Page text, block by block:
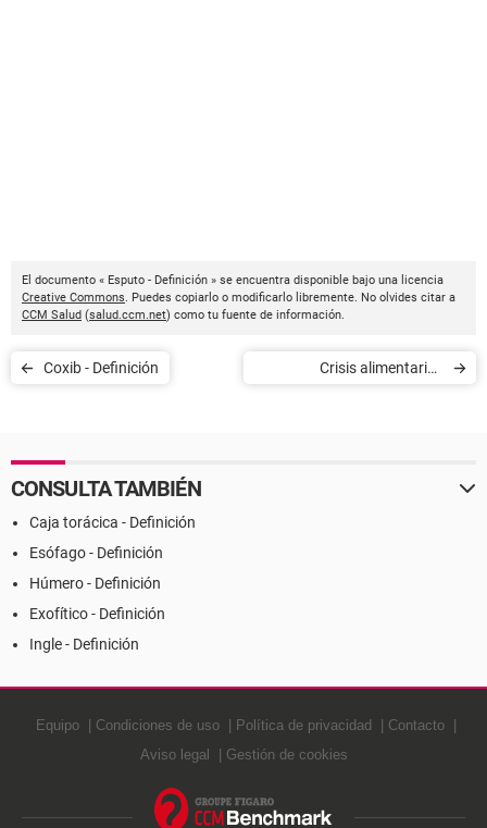
El documento « Esputo - Definición » se encuentra disponible bajo una licencia
Creative Commons. Puedes copiarlo o modificarlo libremente. No olvides citar a
CCM Salud (salud.ccm.net) como tu fuente de información.
Coxib - Definición
Crisis alimentaria -
CONSULTA TAMBIÉN
Caja torácica - Definición
Esófago - Definición
Húmero - Definición
Exofítico - Definición
Ingle - Definición
Equipo Condiciones de uso Política de privacidad
Contacto
Aviso legal
Gestión de cookies